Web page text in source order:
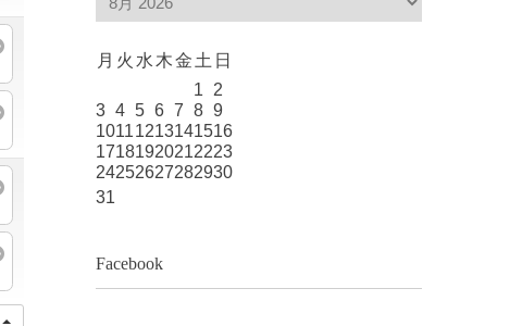
月 火 水 木金 土 日
1
2
3 4 5 6 7 8 9
10111213141516
17181920212223
24252627282930
31
Facebook